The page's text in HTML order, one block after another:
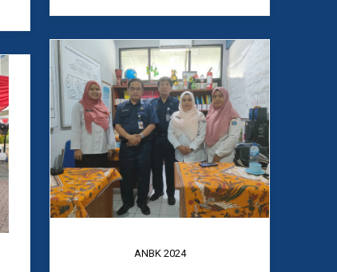
ANBK 2024